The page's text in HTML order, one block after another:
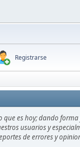
Registrarse
que es hoy; dando
usuarios y
de errores y